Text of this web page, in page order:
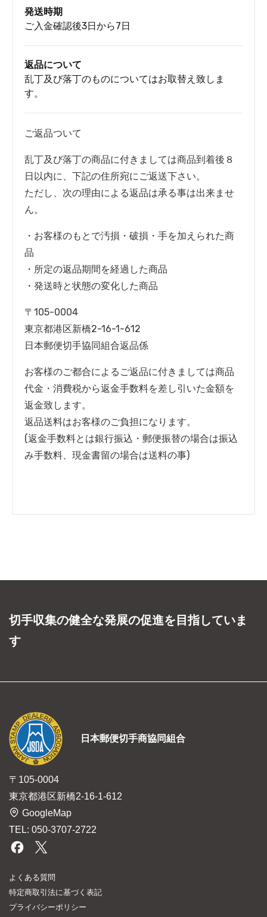
発送時期
ご入金確認後3日から7日
返品について
乱丁及び落丁のものについてはお取替え致しま
す。
ご返品ついて
乱丁及び落丁の商品に付きましては商品到着後８
日以内に、下記の住所宛にご返送下さい。
ただし、次の理由による返品は承る事は出来ませ
ん。
・お客様のもとで汚損・破損・手を加えられた商
品
・所定の返品期間を経過した商品
・発送時と状態の変化した商品
〒105-0004
東京都港区新橋2-16-1-612
日本郵便切手協同組合返品係
お客様のご都合によるご返品に付きましては商品
代金・消費税から返金手数料を差し引いた金額を
返金致します。
返品送料はお客様のご負担になります。
(返金手数料とは銀行振込・郵便振替の場合は振込
み手数料、現金書留の場合は送料の事)
切手収集の健全な発展の促進を目指していま
す
日本郵便切手商協同組合
〒105-0004
東京都港区新橋2-16-1-612
GoogleMap
TEL: 050-3707-2722
よくある質問
特定商取引法に基づく表記
プライバシーポリシー